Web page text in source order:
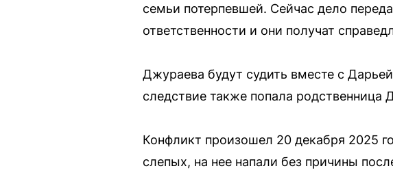
семьи потерпевшей. Сейчас дело
ответственности и они получат
Джураева будут судить вместе с
следствие также попала родственница
Конфликт произошел 20 декабря 2025
слепых, на нее напали без причины